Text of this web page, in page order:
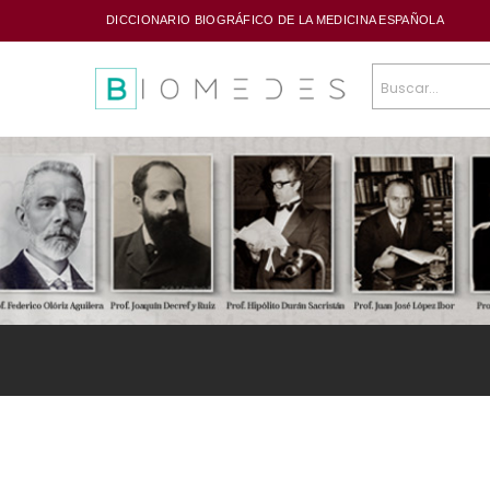
DICCIONARIO BIOGRÁFICO DE LA MEDICINA ESPAÑOLA